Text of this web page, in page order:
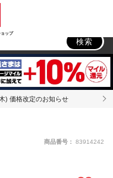
ョップ
検索
) 価格改定のお知らせ
商品番号： 83914242